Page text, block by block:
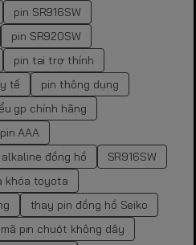
pin SR916SW
pin SR920SW
pin tai trợ thính
tế
pin thông dụng
gp chính hãng
AAA
đồng hồ
SR916SW
khóa toyota
thay pin đồng hồ Seiko
pin chuột không dây